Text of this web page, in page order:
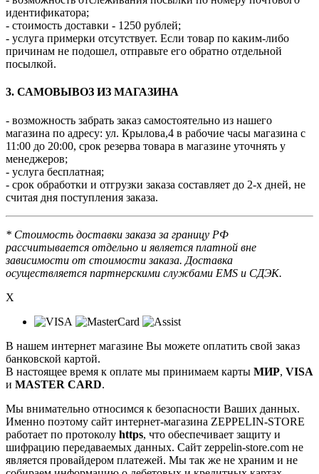
идентификатора;
- стоимость доставки - 1250 рублей;
- услуга примерки отсутствует. Если товар по каким-либо
причинам не подошел, отправьте его обратно отдельной
посылкой.
3. САМОВЫВОЗ ИЗ МАГАЗИНА
- возможность забрать заказ самостоятельно из нашего
магазина по адресу: ул. Крылова,4 в рабочие часы магазина с
11:00 до 20:00, срок резерва товара в магазине уточнять у
менеджеров;
- услуга бесплатная;
- срок обработки и отгрузки заказа составляет до 2-х дней, не
считая дня поступления заказа.
* Стоимость доставки заказа за границу РФ
рассчитывается отдельно и является платной вне
зависимости от стоимости заказа. Доставка
осуществляется партнерскими службами EMS и СДЭК.
X
В нашем интернет магазине Вы можете оплатить свой заказ
банковской картой.
В настоящее время к оплате мы принимаем карты МИР, VISA
и MASTER CARD.
Мы внимательно относимся к безопасности Ваших данных.
Именно поэтому сайт интернет-магазина ZEPPELIN-STORE
работает по протоколу https, что обеспечивает защиту и
шифрацию передаваемых данных. Сайт zeppelin-store.com не
является провайдером платежей. Мы так же не храним и не